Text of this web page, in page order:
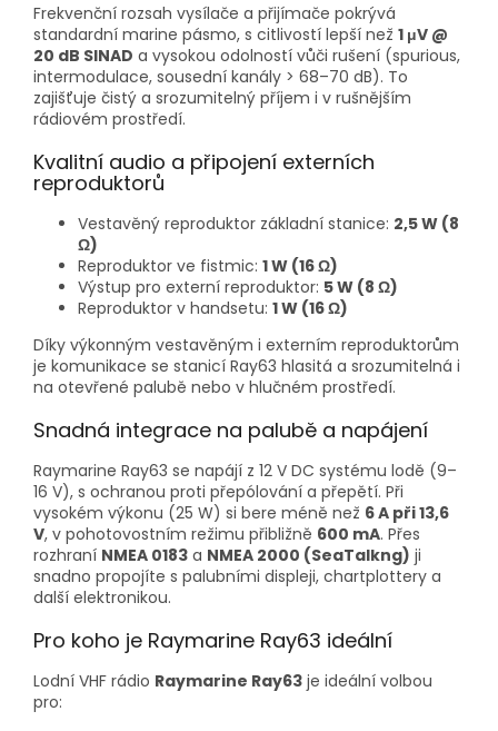
Frekvenční rozsah vysílače a přijímače pokrývá
standardní marine pásmo, s citlivostí lepší než 1 μV @
20 dB SINAD a vysokou odolností vůči rušení (spurious,
intermodulace, sousední kanály > 68–70 dB). To
zajišťuje čistý a srozumitelný příjem i v rušnějším
rádiovém prostředí.
Kvalitní audio a připojení externích
reproduktorů
Vestavěný reproduktor základní stanice: 2,5 W (8
Ω)
Reproduktor ve fistmic: 1 W (16 Ω)
Výstup pro externí reproduktor: 5 W (8 Ω)
Reproduktor v handsetu: 1 W (16 Ω)
Díky výkonným vestavěným i externím reproduktorům
je komunikace se stanicí Ray63 hlasitá a srozumitelná i
na otevřené palubě nebo v hlučném prostředí.
Snadná integrace na palubě a napájení
Raymarine Ray63 se napájí z 12 V DC systému lodě (9–
16 V), s ochranou proti přepólování a přepětí. Při
vysokém výkonu (25 W) si bere méně než 6 A při 13,6
V, v pohotovostním režimu přibližně 600 mA. Přes
rozhraní NMEA 0183 a NMEA 2000 (SeaTalkng) ji
snadno propojíte s palubními displeji, chartplottery a
další elektronikou.
Pro koho je Raymarine Ray63 ideální
Lodní VHF rádio Raymarine Ray63 je ideální volbou
pro: